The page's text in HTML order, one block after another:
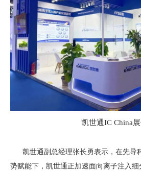
凯世通IC China
凯世通副总经理张长勇表示，在先导
势赋能下，凯世通正加速面向离子注入